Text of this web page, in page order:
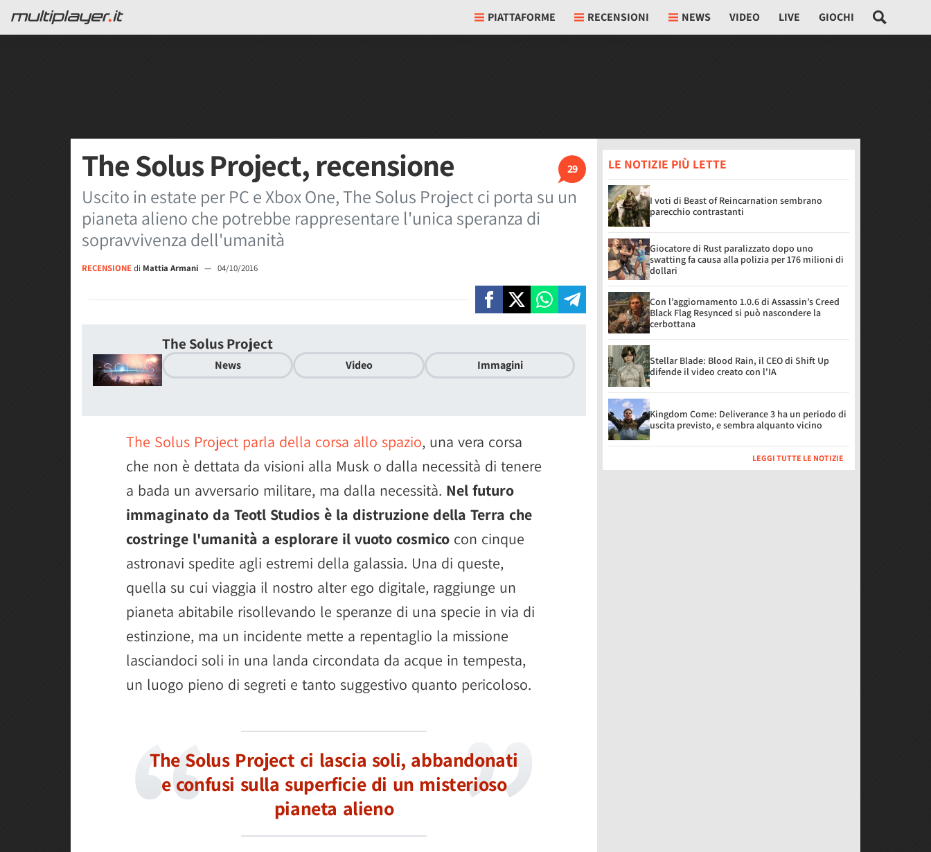
PIATTAFORME RECENSIONI NEWS VIDEO LIVE GIOCHI
29
The Solus Project, recensione
Uscito in estate per PC e Xbox One, The Solus Project ci porta su un
pianeta alieno che potrebbe rappresentare l'unica speranza di
sopravvivenza dell'umanità
RECENSIONEdi Mattia Armani — 04/10/2016
The Solus Project
News Video Immagini
The Solus Project parla della corsa allo spazio, una vera corsa
che non è dettata da visioni alla Musk o dalla necessità di tenere
a bada un avversario militare, ma dalla necessità. Nel futuro
immaginato da Teotl Studios è la distruzione della Terra che
costringe l'umanità a esplorare il vuoto cosmico con cinque
astronavi spedite agli estremi della galassia. Una di queste,
quella su cui viaggia il nostro alter ego digitale, raggiunge un
pianeta abitabile risollevando le speranze di una specie in via di
estinzione, ma un incidente mette a repentaglio la missione
lasciandoci soli in una landa circondata da acque in tempesta,
un luogo pieno di segreti e tanto suggestivo quanto pericoloso.
The Solus Project ci lascia soli, abbandonati
e confusi sulla superficie di un misterioso
pianeta alieno
LE NOTIZIE PIÙ LETTE
I voti di Beast of Reincarnation sembrano
parecchio contrastanti
Giocatore di Rust paralizzato dopo uno
swatting fa causa alla polizia per 176 milioni di
dollari
Con l’aggiornamento 1.0.6 di Assassin’s Creed
Black Flag Resynced si può nascondere la
cerbottana
Stellar Blade: Blood Rain, il CEO di Shift Up
difende il video creato con l'IA
Kingdom Come: Deliverance 3 ha un periodo di
uscita previsto, e sembra alquanto vicino
LEGGI TUTTE LE NOTIZIE